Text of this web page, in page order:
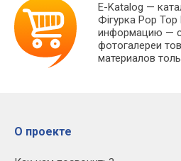
E-Katalog —
Фігурка Pop
информацию —
фотогалереи
материалов
О проекте